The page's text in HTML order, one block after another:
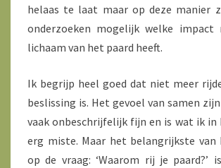
helaas te laat maar op deze manier
onderzoeken mogelijk welke
lichaam van het paard heeft.
Ik begrijp heel goed dat niet meer
beslissing is. Het gevoel van samen
vaak onbeschrijfelijk fijn en is wat ik in
erg miste. Maar het belangrijkste van
op de vraag: ‘Waarom rij je paard?’